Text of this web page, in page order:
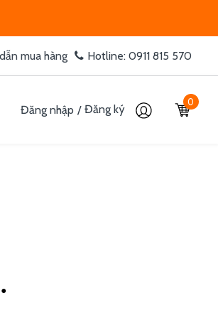
mua hàng Hotline: 0911 815 570
Đăng nhập / Đăng ký
0